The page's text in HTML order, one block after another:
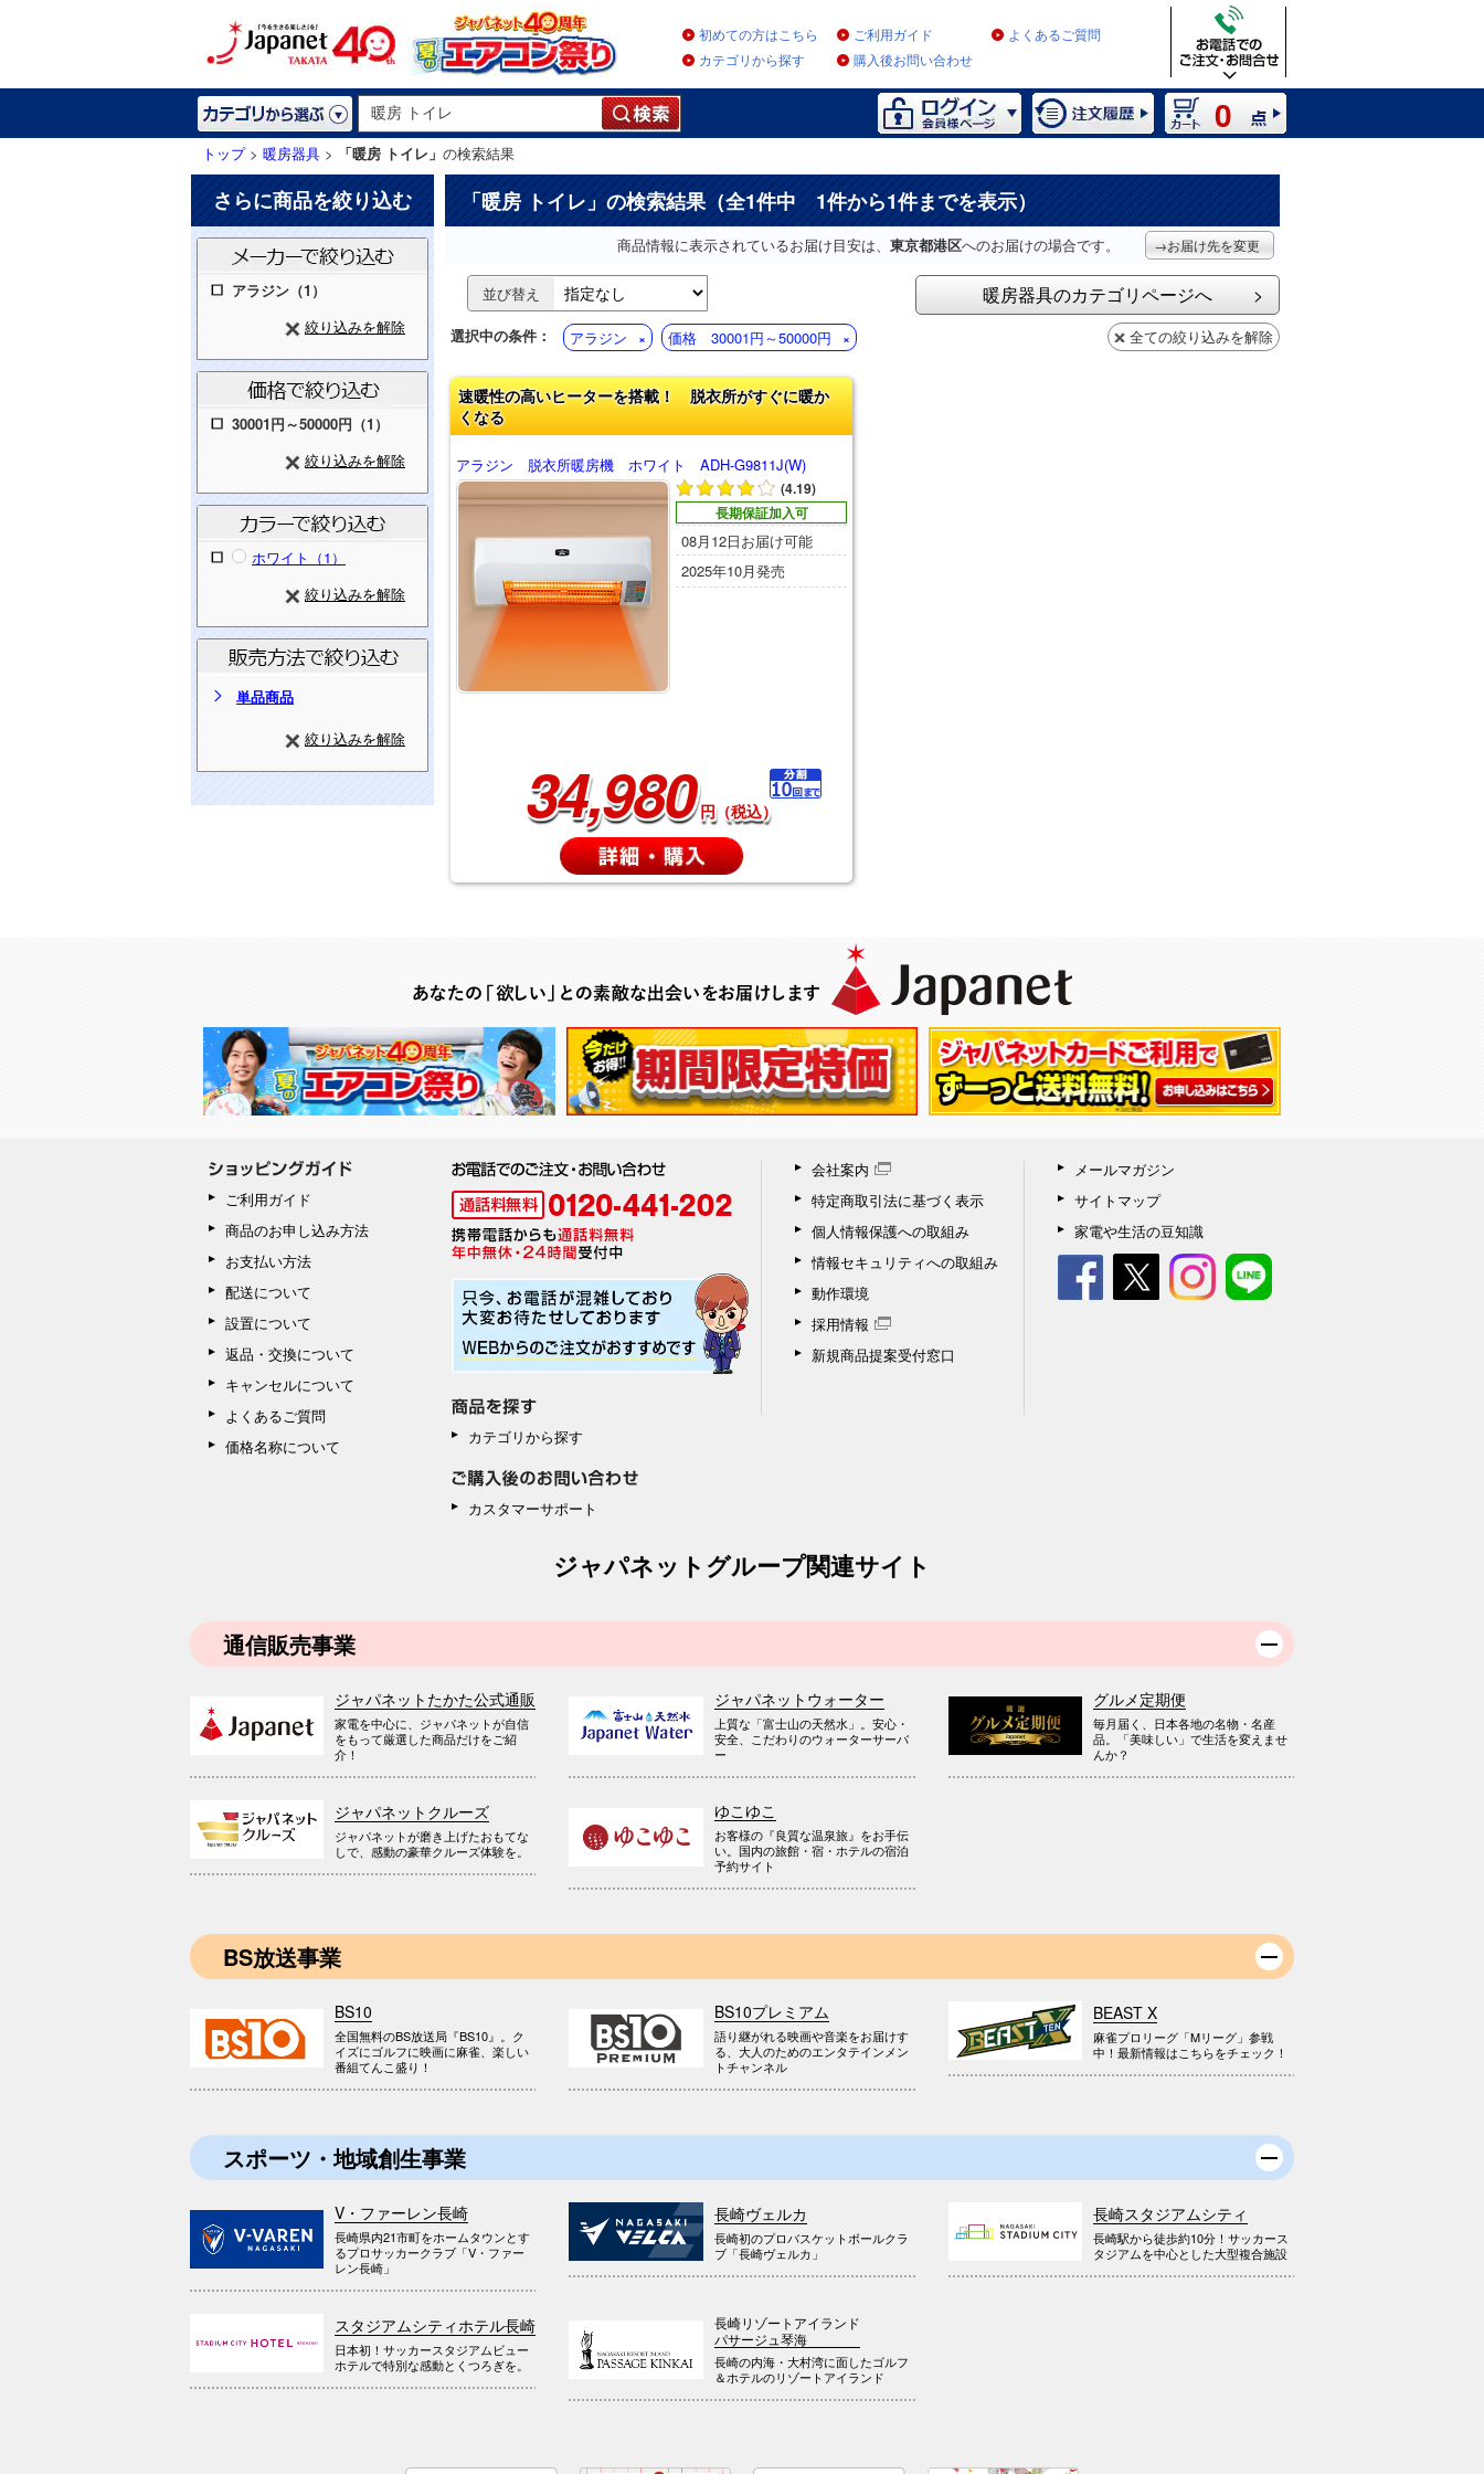
初めての方はこちら ご利用ガイド
よくあるご質問
カテゴリから探す
購入後お問い合わせ
0
トップ> 暖房器具 > 「暖房 トイレ」 の検索結果
さらに商品を絞り込む
アラジン（1）
絞り込みを解除
30001円～50000円（1）
絞り込みを解除
ホワイト（1）
絞り込みを解除
単品商品
絞り込みを解除
「暖房 トイレ 」の検索結果（全1件中 1件から1件までを表示）
商品情報に表示されているお届け目安は、 東京都港区へのお届けの場合です。 →お届け先を変更
並び替え 暖房器具のカテゴリページへ
選択中の条件： アラジン 価格 30001円～50000円 全ての絞り込みを解除
速暖性の高いヒーターを搭載！ 脱衣所がすぐに暖か
くなる
アラジン 脱衣所暖房機 ホワイト ADH-G9811J(W)
(4.19)
長期保証加入可
08月12日お届け可能
2025年10月発売
34,980 円（税込）
ご利用ガイド
商品のお申し込み方法
お支払い方法
配送について
設置について
返品・交換について
キャンセルについて
よくあるご質問
価格名称について
カテゴリから探す
カスタマーサポート
会社案内
特定商取引法に基づく表示
個人情報保護への取組み
情報セキュリティへの取組み
動作環境
採用情報
新規商品提案受付窓口
メールマガジン
サイトマップ
家電や生活の豆知識
ジャパネットグループ関連サイト
通信販売事業
ジャパネットたかた公式通販
家電を中心に、ジャパネットが自信
をもって厳選した商品だけをご紹
介！
ジャパネットウォーター
上質な「富士山の天然水」。安心・
安全、こだわりのウォーターサーバ
ー
グルメ定期便
毎月届く、日本各地の名物・名産
品。「美味しい」で生活を変えませ
んか？
ジャパネットクルーズ
ジャパネットが磨き上げたおもてな
しで、感動の豪華クルーズ体験を。
ゆこゆこ
お客様の『良質な温泉旅』をお手伝
い。国内の旅館・宿・ホテルの宿泊
予約サイト
BS放送事業
BS10
全国無料のBS放送局『BS10』。ク
イズにゴルフに映画に麻雀、楽しい
番組てんこ盛り！
BS10プレミアム
語り継がれる映画や音楽をお届けす
る、大人のためのエンタテインメン
トチャンネル
BEAST X
麻雀プロリーグ「Mリーグ」参戦
中！最新情報はこちらをチェック！
スポーツ・地域創生事業
V・ファーレン長崎
長崎県内21市町をホームタウンとす
るプロサッカークラブ「V・ファー
レン長崎」
長崎ヴェルカ
長崎初のプロバスケットボールクラ
ブ「長崎ヴェルカ」
長崎スタジアムシティ
長崎駅から徒歩約10分！サッカース
タジアムを中心とした大型複合施設
スタジアムシティホテル長崎
日本初！サッカースタジアムビュー
ホテルで特別な感動とくつろぎを。
長崎リゾートアイランド
パサージュ琴海
長崎の内海・大村湾に面したゴルフ
＆ホテルのリゾートアイランド